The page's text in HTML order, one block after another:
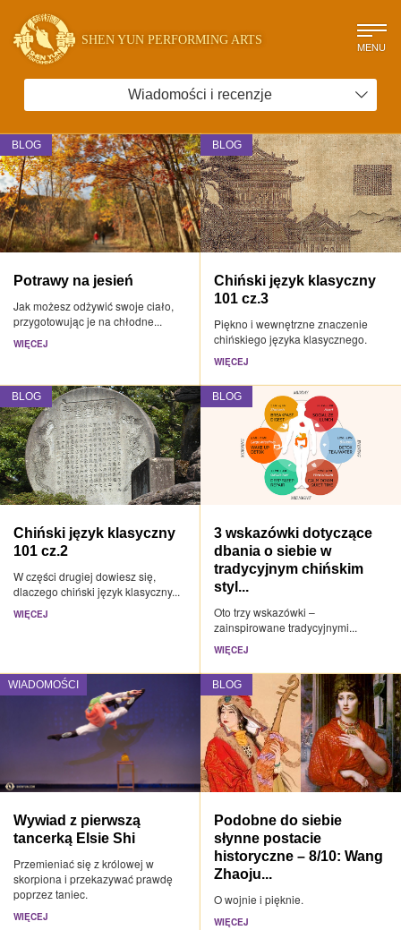
SHEN YUN PERFORMING ARTS MENU
Wiadomości i recenzje
BLOG
Potrawy na jesień
Jak możesz odżywić swoje ciało,
przygotowując je na chłodne...
WIĘCEJ
BLOG
Chiński język klasyczny
101 cz.3
Piękno i wewnętrzne znaczenie
chińskiego języka klasycznego.
WIĘCEJ
BLOG
Chiński język klasyczny
101 cz.2
W części drugiej dowiesz się,
dlaczego chiński język klasyczny...
WIĘCEJ
BLOG
3 wskazówki dotyczące
dbania o siebie w
tradycyjnym chińskim
styl...
Oto trzy wskazówki –
zainspirowane tradycyjnymi...
WIĘCEJ
WIADOMOŚCI
Wywiad z pierwszą
tancerką Elsie Shi
Przemieniać się z królowej w
skorpiona i przekazywać prawdę
poprzez taniec.
WIĘCEJ
BLOG
Podobne do siebie
słynne postacie
historyczne – 8/10: Wang
Zhaoju...
O wojnie i pięknie.
WIĘCEJ